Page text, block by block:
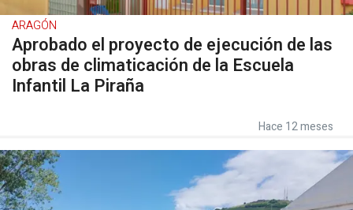
ARAGÓN
Aprobado el proyecto de ejecución de las
obras de climaticación de la Escuela
Infantil La Piraña
Hace 12 meses